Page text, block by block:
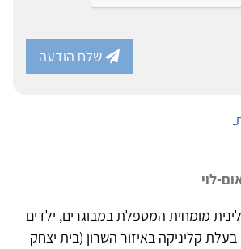
שלח הודעה
.
לוי
מומחית המטפלת במבוגרים, ילדים
קליניקה באיזור השרון (בית יצחק